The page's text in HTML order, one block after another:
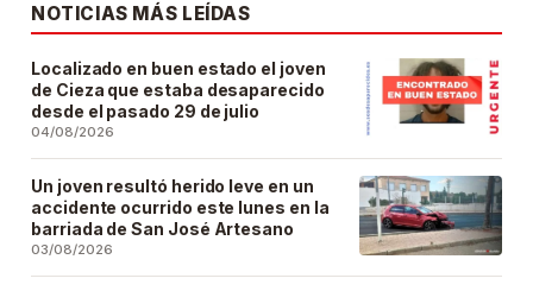
NOTICIAS MÁS LEÍDAS
Localizado en buen estado el joven
de Cieza que estaba desaparecido
desde el pasado 29 de julio
04/08/2026
Un joven resultó herido leve en un
accidente ocurrido este lunes en la
barriada de San José Artesano
03/08/2026